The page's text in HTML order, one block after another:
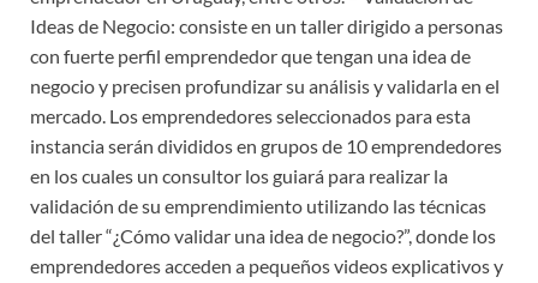
Ideas de Negocio: consiste en un taller dirigido a personas
con fuerte perfil emprendedor que tengan una idea de
negocio y precisen profundizar su análisis y validarla en el
mercado. Los emprendedores seleccionados para esta
instancia serán divididos en grupos de 10 emprendedores
en los cuales un consultor los guiará para realizar la
validación de su emprendimiento utilizando las técnicas
del taller “¿Cómo validar una idea de negocio?”, donde los
emprendedores acceden a pequeños videos explicativos y